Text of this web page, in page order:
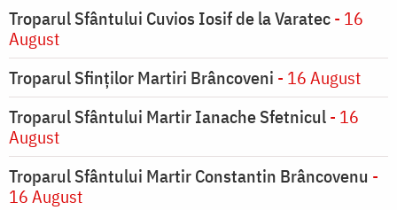
Troparul Sfântului Cuvios Iosif de la Varatec- 16
August
Troparul Sfinților Martiri Brâncoveni - 16 August
Troparul Sfântului Martir Ianache Sfetnicul- 16
August
Troparul Sfântului Martir Constantin Brâncovenu -
16 August